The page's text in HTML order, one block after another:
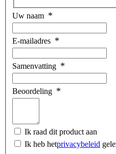
Uw naam
E-mailadres
Samenvatting
Beoordeling
Ik raad dit product aan
Ik heb hetprivacybeleid